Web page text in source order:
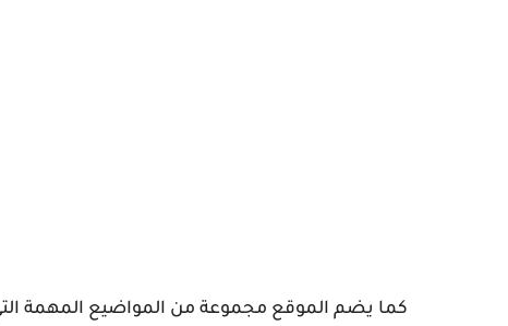
كما يضم الموقع مجموعة من المواضيع المهمة